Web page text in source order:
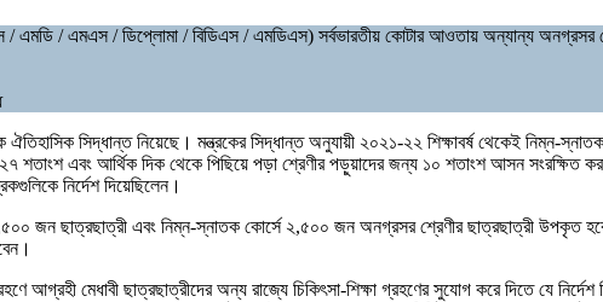
/ এমডি / এমএস / ডিপ্লোমা / বিডিএস / এমডিএস) সর্বভারতীয় কোটার আওতায় অন্যান্য অনগ্রসর
এক ঐতিহাসিক সিদ্ধান্ত নিয়েছে। মন্ত্রকের সিদ্ধান্ত অনুযায়ী ২০২১-২২ শিক্ষাবর্ষ থেকেই
এবং আর্থিক দিক থেকে পিছিয়ে পড়া শ্রেণীর পড়ুয়াদের জন্য ১০ শতাংশ আসন সংরক্ষিত
নির্দেশ দিয়েছিলেন।
জন ছাত্রছাত্রী এবং নিম্ন-স্নাতক কোর্সে ২,৫০০ জন অনগ্রসর শ্রেণীর ছাত্রছাত্রী উপকৃত
আগ্রহী মেধাবী ছাত্রছাত্রীদের অন্য রাজ্যে চিকিৎসা-শিক্ষা গ্রহণের সুযোগ করে দিতে যে